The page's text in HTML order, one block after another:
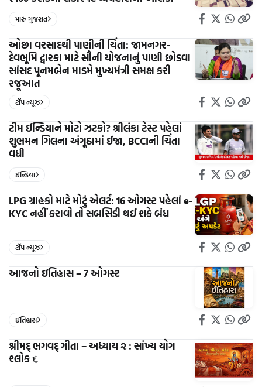
મારું ગુજરાત
ઓછા વરસાદથી પાણીની ચિંતા: જામનગર-
દેવભૂમિ દ્વારકા માટે સૌની યોજનાનું પાણી છોડવા
સાંસદ પૂનમબેન માડમે મુખ્યમંત્રી સમક્ષ કરી
રજૂઆત
ટૉપ ન્યૂઝ
ટીમ ઈન્ડિયાને મોટો ઝટકો? શ્રીલંકા ટેસ્ટ પહેલાં
શુભમન ગિલના અંગૂઠામાં ઈજા, BCCIની ચિંતા
વધી
ઈન્ડિયા
LPG ગ્રાહકો માટે મોટું એલર્ટ: 16 ઓગસ્ટ પહેલાં e-
KYC નહીં કરાવો તો સબસિડી થઈ શકે બંધ
ટૉપ ન્યૂઝ
આજનો ઇતિહાસ – 7 ઓગસ્ટ
ઇતિહાસ
શ્રીમદ્ ભગવદ્ ગીતા – અધ્યાય ૨ : સાંખ્ય યોગ
શ્લોક ૬